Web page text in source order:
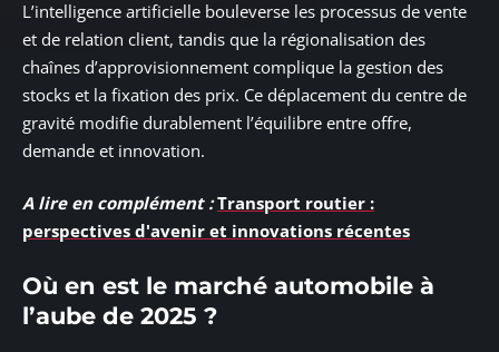
L’intelligence artificielle bouleverse les processus de vente
et de relation client, tandis que la régionalisation des
chaînes d’approvisionnement complique la gestion des
stocks et la fixation des prix. Ce déplacement du centre de
gravité modifie durablement l’équilibre entre offre,
demande et innovation.
A lire en complément : Transport routier :
perspectives d'avenir et innovations récentes
Où en est le marché automobile à
l’aube de 2025 ?